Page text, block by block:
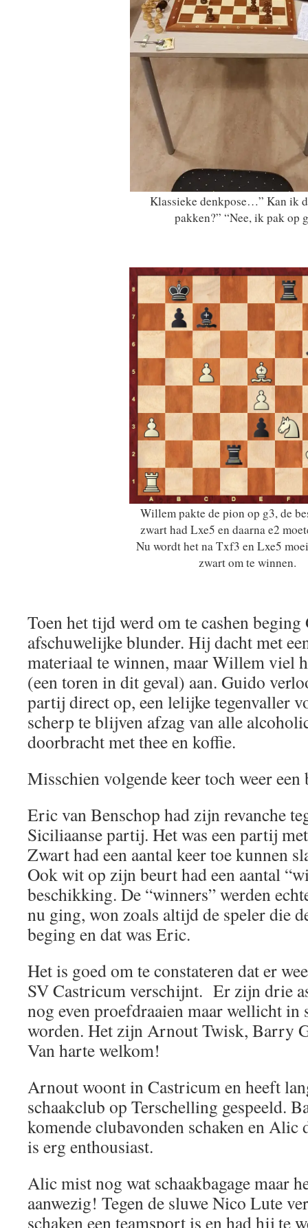
Klassieke denkpose…” Kan ik
pakken?” “Nee, ik pak op
Willem pakte de pion op g3, de
zwart had Lxe5 en daarna e2
Nu wordt het na Txf3 en Lxe5
zwart om te winnen.
Toen het tijd werd om te cashen beging
afschuwelijke blunder. Hij dacht met
materiaal te winnen, maar Willem viel
(een toren in dit geval) aan. Guido
partij direct op, een lelijke tegenvaller
scherp te blijven afzag van alle
doorbracht met thee en koffie.
Misschien volgende keer toch weer
Eric van Benschop had zijn revanche
Siciliaanse partij. Het was een partij
Zwart had een aantal keer toe kunnen
Ook wit op zijn beurt had een aantal
beschikking. De “winners” werden
nu ging, won zoals altijd de speler die
beging en dat was Eric.
Het is goed om te constateren dat er
SV Castricum verschijnt. Er zijn drie
nog even proefdraaien maar wellicht in
worden. Het zijn Arnout Twisk, Barry
Van harte welkom!
Arnout woont in Castricum en heeft
schaakclub op Terschelling gespeeld.
komende clubavonden schaken en
is erg enthousiast.
Alic mist nog wat schaakbagage maar
aanwezig! Tegen de sluwe Nico Lute
schaken een teamsport is en had hij te